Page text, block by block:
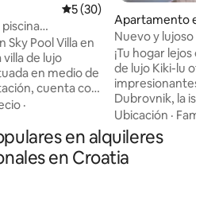
Calificación promedio: 5 de
5 (30)
piscina
al mar
Sky Pool Villa en
en medio de
cuenta con
con
Golfo de
la amplia
En el interior,
·
Apartamento en
Nuevo y lujoso 5*
impresionantes -
¡Tu hogar lejos
de lujo Kiki-lu
impresionantes
Dubrovnik, la isla
Adriático. 2
equipados,
Kiki-lu tiene todo
pasar unas
Ubicación ·
en alquileres
en Croatia